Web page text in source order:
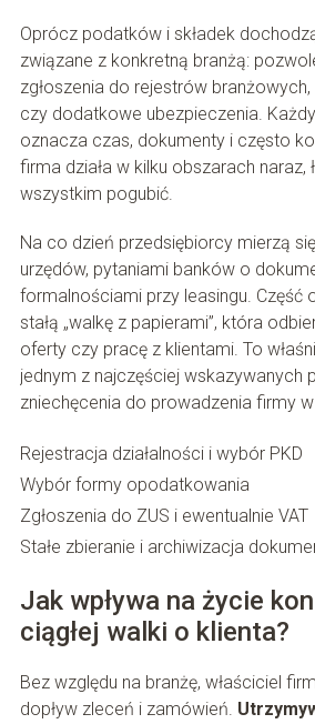
Oprócz podatków i składek
związane z konkretną branżą:
zgłoszenia do rejestrów
czy dodatkowe ubezpieczenia.
oznacza czas, dokumenty i często
firma działa w kilku obszarach naraz,
wszystkim pogubić.
Na co dzień przedsiębiorcy mierzą
urzędów, pytaniami banków o
formalnościami przy leasingu. Część
stałą „walkę z papierami”, która
oferty czy pracę z klientami. To
jednym z najczęściej wskazywanych
zniechęcenia do prowadzenia firmy
Rejestracja działalności i wybór PKD
Wybór formy opodatkowania
Zgłoszenia do ZUS i ewentualnie VAT
Stałe zbieranie i archiwizacja
Jak wpływa na życie
ciągłej walki o klienta?
Bez względu na branżę, właściciel
dopływ zleceń i zamówień.